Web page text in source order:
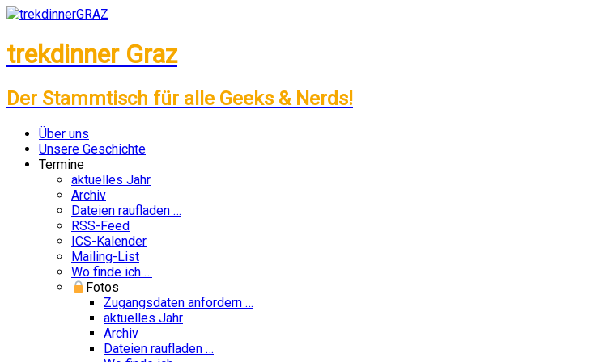
trekdinner Graz
Der Stammtisch für alle Geeks & Nerds!
Zum
Inhalt
springen
Über uns
Unsere Geschichte
Termine
aktuelles Jahr
Archiv
Dateien raufladen …
RSS-Feed
ICS-Kalender
Mailing-List
Wo finde ich …
Fotos
Zugangsdaten anfordern …
aktuelles Jahr
Archiv
Dateien raufladen …